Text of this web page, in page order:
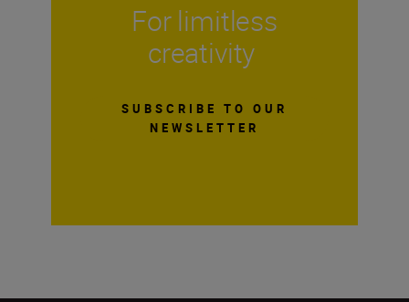
For limitless
creativity
SUBSCRIBE TO OUR
NEWSLETTER